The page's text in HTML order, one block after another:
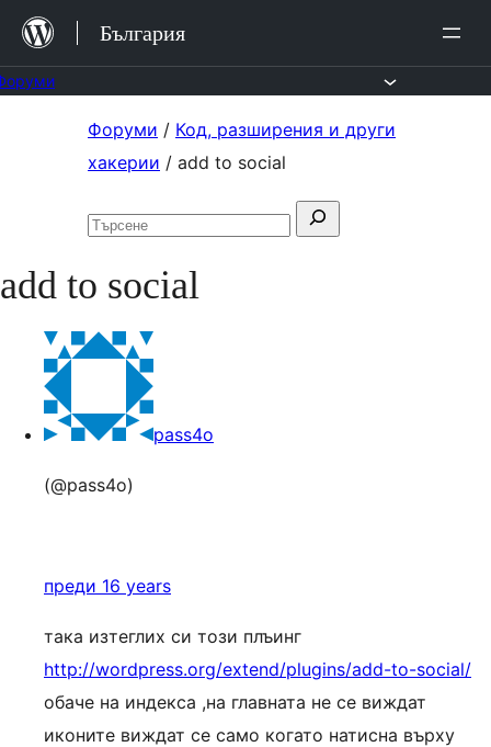
Преминете
към
съдържанието.
България
съдържанието
Форуми / Код, разширения и други
хакерии / add to social
Търсене
Търсене
add to social
pass4o
(@pass4o)
преди 16 years
така изтеглих си този плъинг
http://wordpress.org/extend/plugins/add-to-social/
обаче на индекса ,на главната не се виждат
иконите виждат се само когато натисна върху